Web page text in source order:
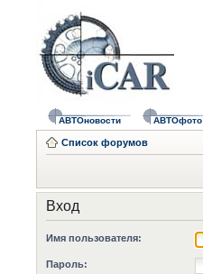
АВТОновости АВТОфото
Список форумов
Вход
Имя пользователя:
Пароль: